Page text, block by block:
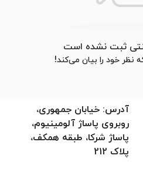
ثبت نشده است
نظر خود را بیان می‌کند!
آدرس: خیابان جمهوری،
روبروی پاساژ آلومینیوم،
پاساژ شرکا، طبقه همکف،
پلاک 212